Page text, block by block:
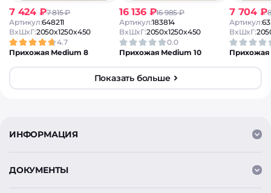
7 424 ₽7 815 ₽
Артикул:648211
ВxШxГ:2050x1250x450
4.7
Прихожая Medium 8
16 136 ₽16 985 ₽
Артикул:183814
ВxШxГ:2050x1250x450
0.0
Прихожая Medium 10
7 704 ₽
Артикул:
ВxШxГ:
Прихожая
Показать больше
ИНФОРМАЦИЯ
ДОКУМЕНТЫ